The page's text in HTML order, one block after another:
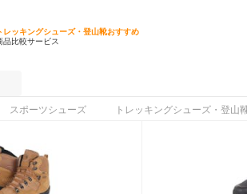
レッキングシューズ・登山靴おすすめ
品比較サービス
スポーツシューズ トレッキングシューズ・登山